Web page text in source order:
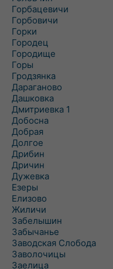
Горбацевичи
Горбовичи
Горки
Городец
Городище
Горы
Гродзянка
Дараганово
Дашковка
Дмитриевка 1
Добосна
Добрая
Долгое
Дрибин
Дричин
Дужевка
Езеры
Елизово
Жиличи
Забелышин
Забычанье
Заводская Слобода
Заволочицы
Заелица